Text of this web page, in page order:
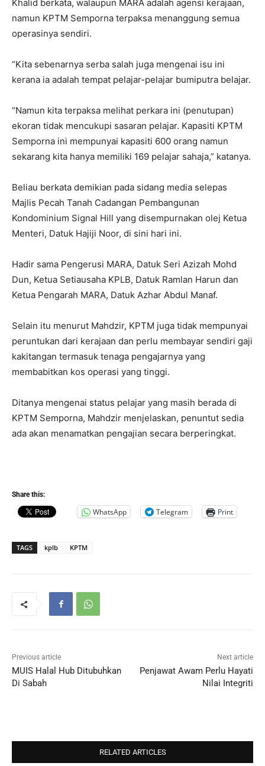
Khalid berkata, walaupun MARA adalah agensi kerajaan,
namun KPTM Semporna terpaksa menanggung semua
operasinya sendiri.
“Kita sebenarnya serba salah juga mengenai isu ini
kerana ia adalah tempat pelajar-pelajar bumiputra belajar.
“Namun kita terpaksa melihat perkara ini (penutupan)
ekoran tidak mencukupi sasaran pelajar. Kapasiti KPTM
Semporna ini mempunyai kapasiti 600 orang namun
sekarang kita hanya memiliki 169 pelajar sahaja,” katanya.
Beliau berkata demikian pada sidang media selepas
Majlis Pecah Tanah Cadangan Pembangunan
Kondominium Signal Hill yang disempurnakan olej Ketua
Menteri, Datuk Hajiji Noor, di sini hari ini.
Hadir sama Pengerusi MARA, Datuk Seri Azizah Mohd
Dun, Ketua Setiausaha KPLB, Datuk Ramlan Harun dan
Ketua Pengarah MARA, Datuk Azhar Abdul Manaf.
Selain itu menurut Mahdzir, KPTM juga tidak mempunyai
peruntukan dari kerajaan dan perlu membayar sendiri gaji
kakitangan termasuk tenaga pengajarnya yang
membabitkan kos operasi yang tinggi.
Ditanya mengenai status pelajar yang masih berada di
KPTM Semporna, Mahdzir menjelaskan, penuntut sedia
ada akan menamatkan pengajian secara berperingkat.
Share this:
WhatsApp Telegram Print
TAGS kplb KPTM
Previous article
MUIS Halal Hub Ditubuhkan
Di Sabah
Next article
Penjawat Awam Perlu Hayati
Nilai Integriti
RELATED ARTICLES